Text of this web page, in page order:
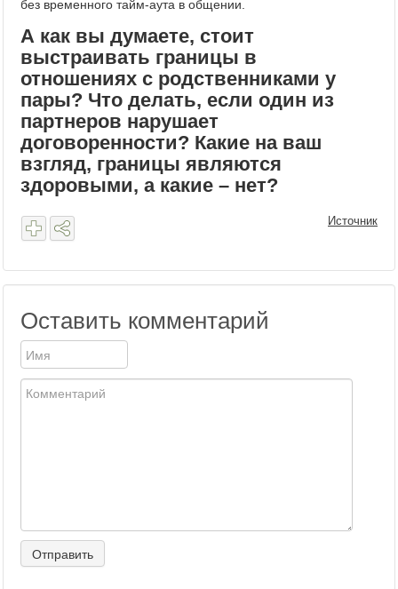
без временного тайм-аута в общении.
А как вы думаете, стоит
выстраивать границы в
отношениях с родственниками у
пары? Что делать, если один из
партнеров нарушает
договоренности? Какие на ваш
взгляд, границы являются
здоровыми, а какие – нет?
Источник
Оставить комментарий